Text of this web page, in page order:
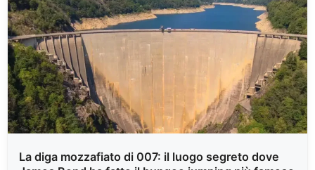
La diga mozzafiato di 007: il luogo segreto dove